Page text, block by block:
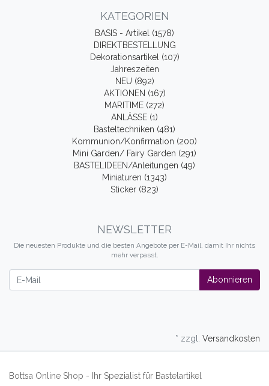
KATEGORIEN
BASIS - Artikel (1578)
DIREKTBESTELLUNG
Dekorationsartikel (107)
Jahreszeiten
NEU (892)
AKTIONEN (167)
MARITIME (272)
ANLÄSSE (1)
Basteltechniken (481)
Kommunion/Konfirmation (200)
Mini Garden/ Fairy Garden (291)
BASTELIDEEN/Anleitungen (49)
Miniaturen (1343)
Sticker (823)
NEWSLETTER
Die neuesten Produkte und die besten Angebote per E-Mail, damit Ihr nichts
mehr verpasst.
Abonnieren
* zzgl. Versandkosten
Bottsa Online Shop - Ihr Spezialist für Bastelartikel